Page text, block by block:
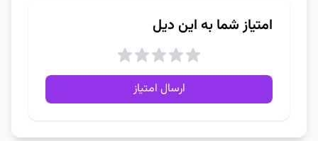
امتیاز شما به این دیل
ارسال امتیاز